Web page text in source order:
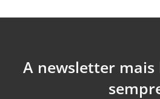
A newsletter